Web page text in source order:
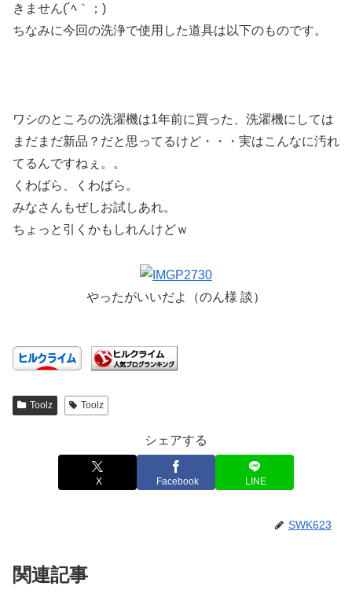
きません(´ﾍ｀；)
ちなみに今回の洗浄で使用した道具は以下のものです。
ワシのところの洗濯機は1年前に買った、洗濯機にしては
まだまだ新品？だと思ってるけど・・・実はこんなに汚れ
てるんですねぇ。。
くわばら、くわばら。
みなさんもぜしお試しあれ。
ちょっと引くかもしれんけどｗ
やったがいいだよ（のん様 談）
Toolz Toolz
シェアする
X Facebook LINE
SWK623
関連記事